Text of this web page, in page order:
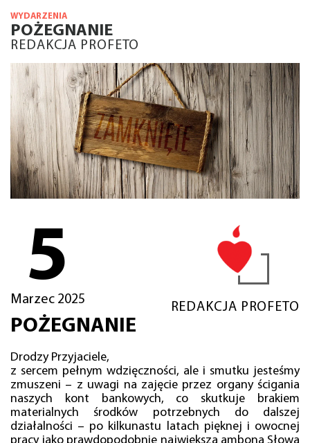
WYDARZENIA
POŻEGNANIE
REDAKCJA PROFETO
5
Marzec 2025
REDAKCJA PROFETO
POŻEGNANIE
Drodzy Przyjaciele,
z sercem pełnym wdzięczności, ale i smutku jesteśmy
zmuszeni – z uwagi na zajęcie przez organy ścigania
naszych kont bankowych, co skutkuje brakiem
materialnych środków potrzebnych do dalszej
działalności – po kilkunastu latach pięknej i owocnej